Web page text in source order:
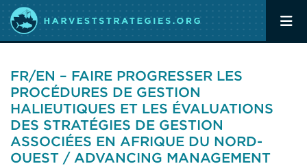
FR/EN – FAIRE PROGRESSER LES
PROCÉDURES DE GESTION
HALIEUTIQUES ET LES ÉVALUATIONS
DES STRATÉGIES DE GESTION
ASSOCIÉES EN AFRIQUE DU NORD-
OUEST / ADVANCING MANAGEMENT